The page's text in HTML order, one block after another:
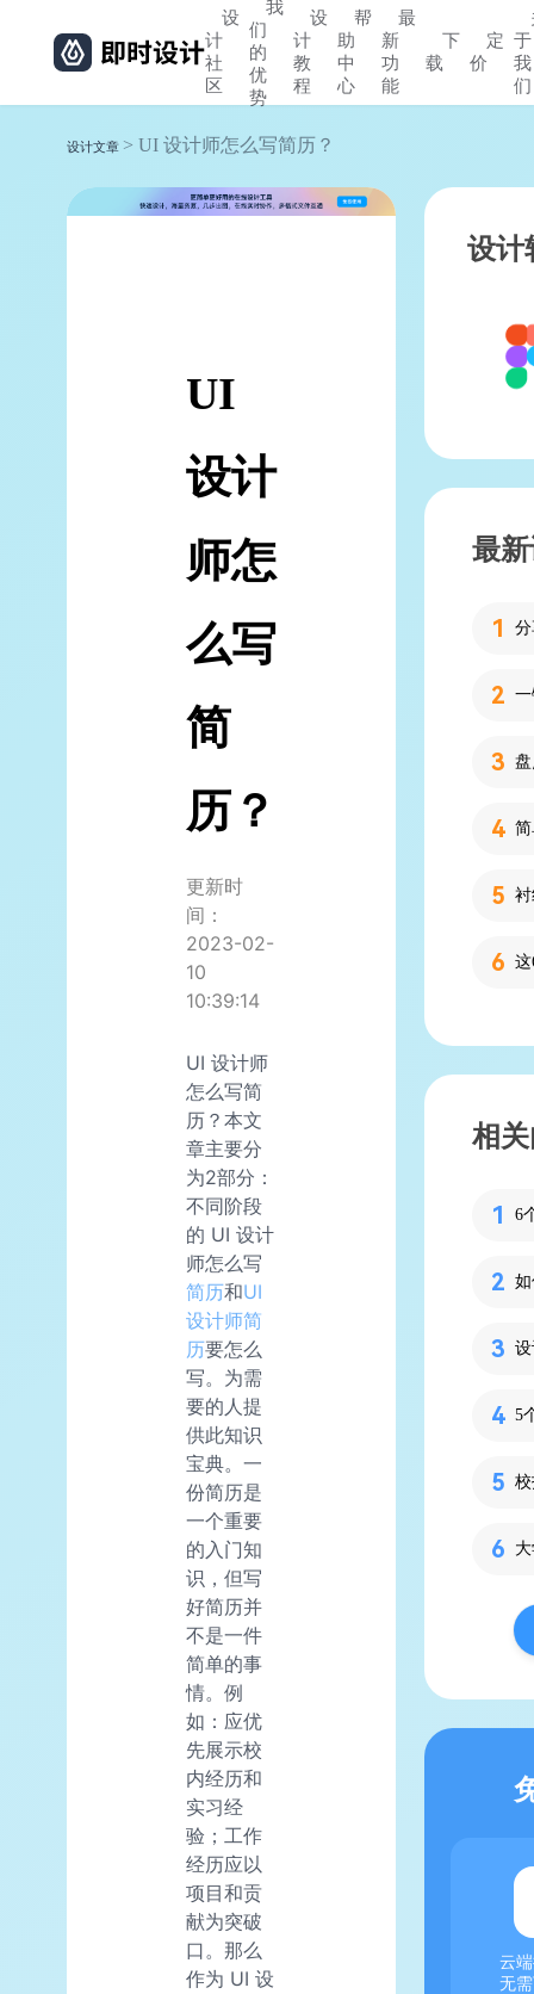
设
计
社
区
我
们
的
优
势
设
计
教
程
帮
助
中
心
最
新
功
能
下
载
定
价
于
我
们
设计文章 > UI 设计师怎么写简历？
UI
设计
师怎
么写
简
历？
更新时
间：
2023-02-
10
10:39:14
UI 设计师
怎么写简
历？本文
章主要分
为2部分：
不同阶段
的 UI 设计
师怎么写
简历和UI
设计师简
历要怎么
写。为需
要的人提
供此知识
宝典。一
份简历是
一个重要
的入门知
识，但写
好简历并
不是一件
简单的事
情。例
如：应优
先展示校
内经历和
实习经
验；工作
经历应以
项目和贡
献为突破
口。那么
作为 UI 设
设计
最
相
6
云
无